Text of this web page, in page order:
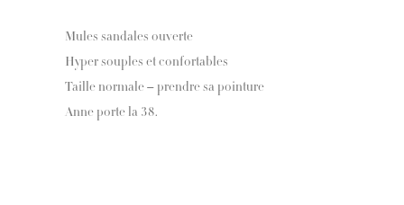
Mules sandales ouverte
Hyper souples et confortables
Taille normale – prendre sa pointure
Anne porte la 38.